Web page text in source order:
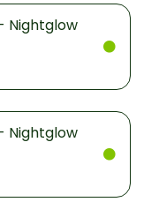
Nightglow
Nightglow